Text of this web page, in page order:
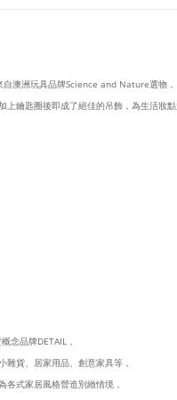
自澳洲玩具品牌Science and Nature選物，
上鑰匙圈後即成了絕佳的吊飾，為生活妝
念品牌DETAIL，
雜貨、居家用品、創意家具等，
各式家居風格營造別緻情境，